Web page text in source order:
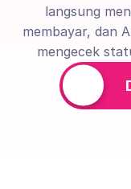
langsung
membayar, dan
mengecek